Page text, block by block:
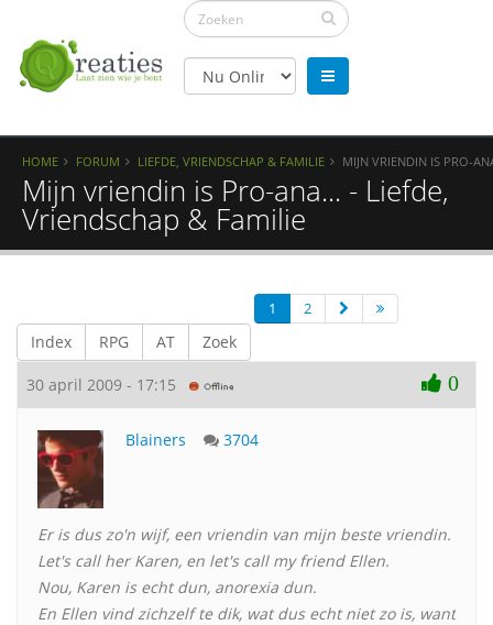
HOME FORUM LIEFDE, VRIENDSCHAP & FAMILIE MIJN VRIENDIN IS PRO-
Mijn vriendin is Pro-ana... - Liefde,
Vriendschap & Familie
Index RPG AT Zoek
1 2
30 april 2009 - 17:15 0
Blainers 3704
Er is dus zo'n wijf, een vriendin van mijn beste vriendin.
Let's call her Karen, en let's call my friend Ellen.
Nou, Karen is echt dun, anorexia dun.
En Ellen vind zichzelf te dik, wat dus echt niet zo is, want